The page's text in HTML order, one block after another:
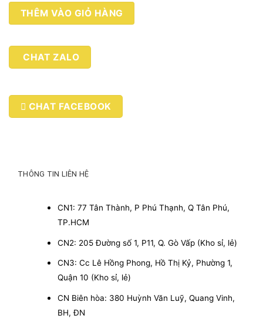
Cõi
địa
001
THÊM VÀO GIỎ HÀNG
CHAT ZALO
CHAT FACEBOOK
THÔNG TIN LIÊN HỆ
CN1: 77 Tân Thành, P Phú Thạnh, Q Tân Phú,
TP.HCM
CN2: 205 Đường số 1, P11, Q. Gò Vấp (Kho sỉ, lẻ)
CN3: Cc Lê Hồng Phong, Hồ Thị Kỷ, Phường 1,
Quận 10 (Kho sỉ, lẻ)
CN Biên hòa: 380 Huỳnh Văn Luỹ, Quang Vinh,
BH, ĐN